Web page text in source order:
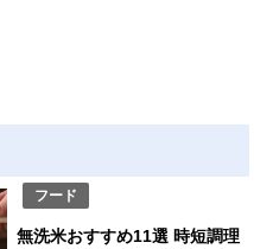
フード
無洗米おすすめ11選 時短調理